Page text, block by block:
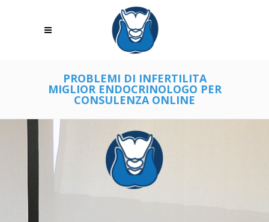
PROBLEMI DI INFERTILITA
MIGLIOR ENDOCRINOLOGO PER
CONSULENZA ONLINE